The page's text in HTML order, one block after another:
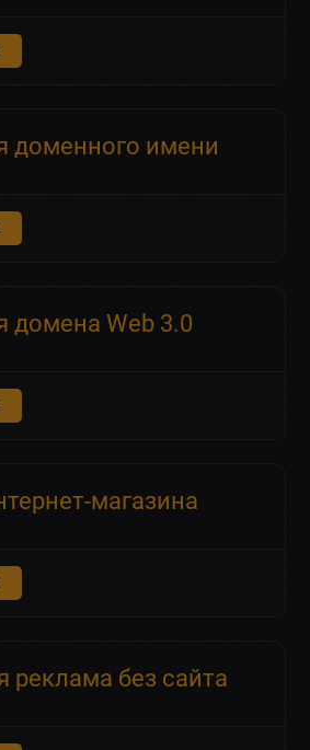
доменного имени
домена Web 3.0
магазина
реклама без сайта